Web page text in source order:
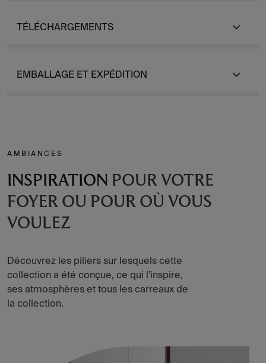
TÉLÉCHARGEMENTS
EMBALLAGE ET EXPÉDITION
AMBIANCES
INSPIRATION POUR VOTRE
FOYER OU POUR OÙ VOUS
VOULEZ
Découvrez les piliers sur lesquels cette
collection a été conçue, ce qui l'inspire,
ses atmosphères et tous les carreaux de
la collection.